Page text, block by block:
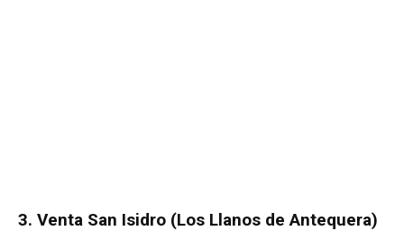
3. Venta San Isidro (Los Llanos de Antequera)